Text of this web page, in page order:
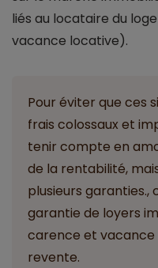
liés au locataire du
vacance locative).
Pour éviter que ces
frais colossaux et
tenir compte en
de la rentabilité,
plusieurs
garantie de loyers
carence et
revente.